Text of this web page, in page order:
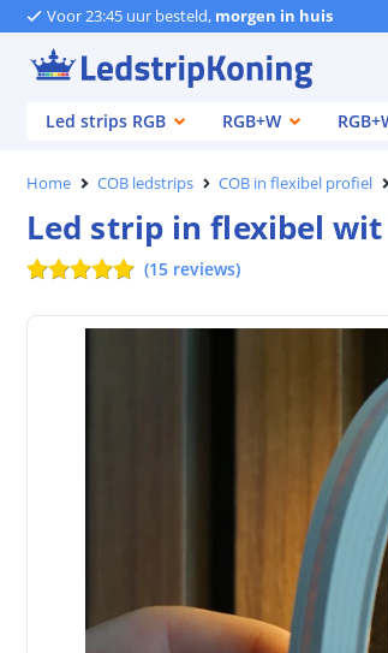
Voor 23:45 uur besteld, morgen in huis
Led strips RGB
RGB+W
Home COB ledstrips COB in flexibel profiel
Led strip in flexibel
(15 reviews)